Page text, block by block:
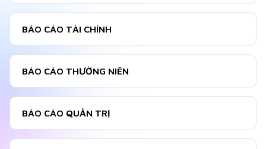
BÁO CÁO TÀI CHÍNH
BÁO CÁO THƯỜNG NIÊN
BÁO CÁO QUẢN TRỊ